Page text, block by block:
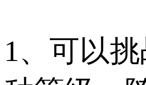
1、可以